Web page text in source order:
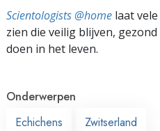
Scientologists @home laat
zien die veilig blijven,
doen in het leven.
Onderwerpen
Echichens
Zwitserland